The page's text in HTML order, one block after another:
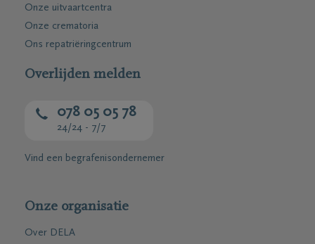
Onze uitvaartcentra
Onze crematoria
Ons repatriëringcentrum
Overlijden melden
078 05 05 78
24/24 - 7/7
Vind een begrafenisondernemer
Onze organisatie
Over DELA